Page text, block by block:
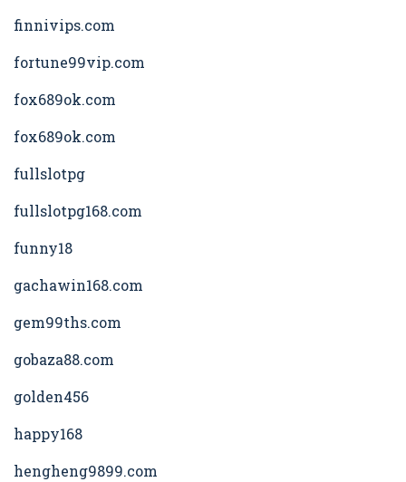
finnivips.com
fortune99vip.com
fox689ok.com
fox689ok.com
fullslotpg
fullslotpg168.com
funny18
gachawin168.com
gem99ths.com
gobaza88.com
golden456
happy168
hengheng9899.com